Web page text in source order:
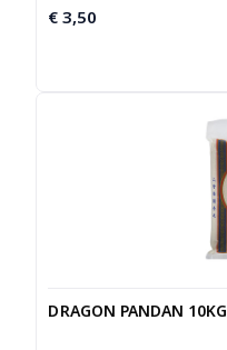
€ 3,50
DRAGON PANDAN 10KG